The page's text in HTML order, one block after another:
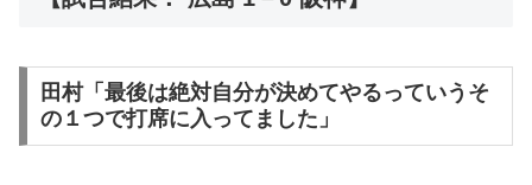
田村「最後は絶対自分が決めてやるっていうそ
の１つで打席に入ってました」